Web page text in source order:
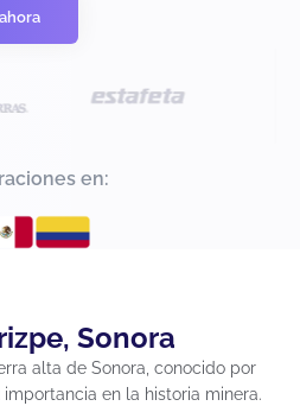
en:
Sonora
alta de Sonora, conocido por
en la historia minera.